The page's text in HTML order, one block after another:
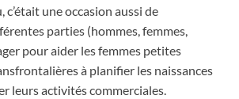
une occasion aussi de
parties (hommes, femmes,
pour aider les femmes petites
à planifier les naissances
leurs activités commerciales.